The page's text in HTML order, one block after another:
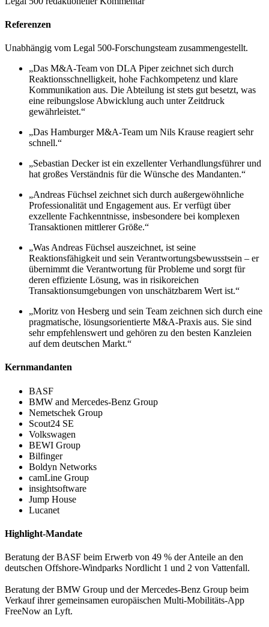
Referenzen
Unabhängig vom Legal 500-Forschungsteam zusammengestellt.
„Das M&A-Team von DLA Piper zeichnet sich durch
Reaktionsschnelligkeit, hohe Fachkompetenz und klare
Kommunikation aus. Die Abteilung ist stets gut besetzt, was
eine reibungslose Abwicklung auch unter Zeitdruck
gewährleistet.“
„Das Hamburger M&A-Team um Nils Krause reagiert sehr
schnell.“
„Sebastian Decker ist ein exzellenter Verhandlungsführer und
hat großes Verständnis für die Wünsche des Mandanten.“
„Andreas Füchsel zeichnet sich durch außergewöhnliche
Professionalität und Engagement aus. Er verfügt über
exzellente Fachkenntnisse, insbesondere bei komplexen
Transaktionen mittlerer Größe.“
„Was Andreas Füchsel auszeichnet, ist seine
Reaktionsfähigkeit und sein Verantwortungsbewusstsein – er
übernimmt die Verantwortung für Probleme und sorgt für
deren effiziente Lösung, was in risikoreichen
Transaktionsumgebungen von unschätzbarem Wert ist.“
„Moritz von Hesberg und sein Team zeichnen sich durch eine
pragmatische, lösungsorientierte M&A-Praxis aus. Sie sind
sehr empfehlenswert und gehören zu den besten Kanzleien
auf dem deutschen Markt.“
Kernmandanten
BASF
BMW and Mercedes-Benz Group
Nemetschek Group
Scout24 SE
Volkswagen
BEWI Group
Bilfinger
Boldyn Networks
camLine Group
insightsoftware
Jump House
Lucanet
Highlight-Mandate
Beratung der BASF beim Erwerb von 49 % der Anteile an den
deutschen Offshore-Windparks Nordlicht 1 und 2 von Vattenfall.
Beratung der BMW Group und der Mercedes-Benz Group beim
Verkauf ihrer gemeinsamen europäischen Multi-Mobilitäts-App
FreeNow an Lyft.